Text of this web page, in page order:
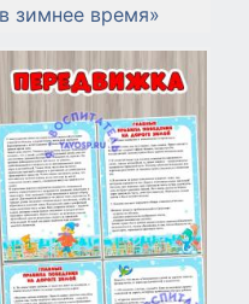
зимнее время»